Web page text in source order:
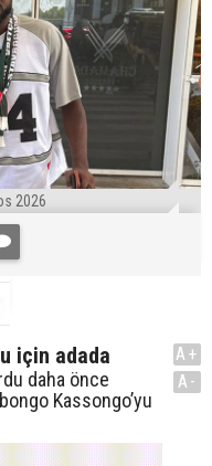
2026
için adada
daha önce
Kassongo’yu
A+
A-